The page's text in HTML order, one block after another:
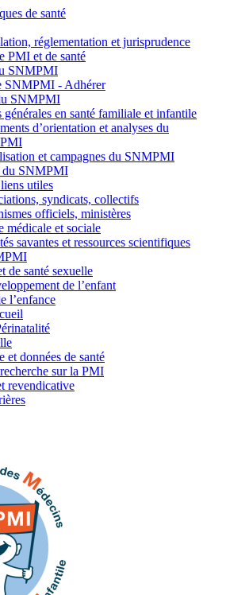
de santé
réglementation et jurisprudence
PMI et de santé
SNMPMI
SNMPMI - Adhérer
SNMPMI
générales en santé familiale et infantile
d’orientation et analyses du
et campagnes du SNMPMI
du SNMPMI
utiles
syndicats, collectifs
officiels, ministères
médicale et sociale
savantes et ressources scientifiques
de santé sexuelle
de l’enfant
l’enfance
et données de santé
sur la PMI
revendicative